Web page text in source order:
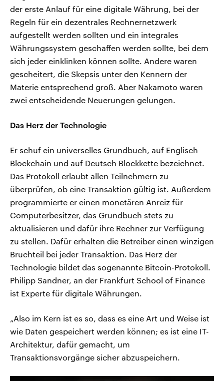
der erste Anlauf für eine digitale Währung, bei der
Regeln für ein dezentrales Rechnernetzwerk
aufgestellt werden sollten und ein integrales
Währungssystem geschaffen werden sollte, bei dem
sich jeder einklinken können sollte. Andere waren
gescheitert, die Skepsis unter den Kennern der
Materie entsprechend groß. Aber Nakamoto waren
zwei entscheidende Neuerungen gelungen.
Das Herz der Technologie
Er schuf ein universelles Grundbuch, auf Englisch
Blockchain und auf Deutsch Blockkette bezeichnet.
Das Protokoll erlaubt allen Teilnehmern zu
überprüfen, ob eine Transaktion gültig ist. Außerdem
programmierte er einen monetären Anreiz für
Computerbesitzer, das Grundbuch stets zu
aktualisieren und dafür ihre Rechner zur Verfügung
zu stellen. Dafür erhalten die Betreiber einen winzigen
Bruchteil bei jeder Transaktion. Das Herz der
Technologie bildet das sogenannte Bitcoin-Protokoll.
Philipp Sandner, an der Frankfurt School of Finance
ist Experte für digitale Währungen.
„Also im Kern ist es so, dass es eine Art und Weise ist
wie Daten gespeichert werden können; es ist eine IT-
Architektur, dafür gemacht, um
Transaktionsvorgänge sicher abzuspeichern.